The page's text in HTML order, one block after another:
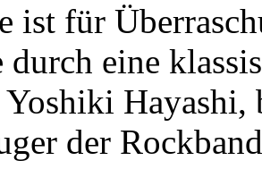
ist für
eine
Hayashi,
der